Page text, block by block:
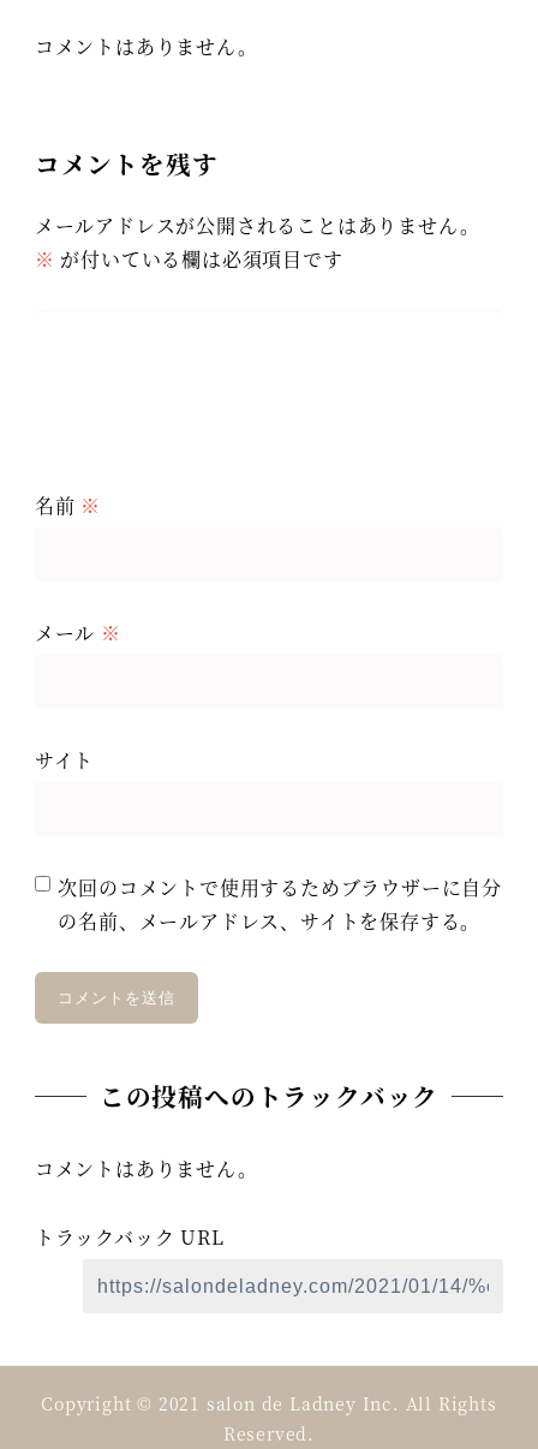
コメントはありません。
コメントを残す
メールアドレスが公開されることはありません。
※ が付いている欄は必須項目です
名前 ※
メール ※
サイト
次回のコメントで使用するためブラウザーに自分
の名前、メールアドレス、サイトを保存する。
この投稿へのトラックバック
コメントはありません。
トラックバック URL
Copyright © 2021 salon de Ladney Inc. All Rights
Reserved.